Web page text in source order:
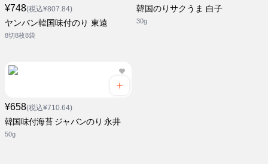
¥748(税込¥807.84)
ヤンバン韓国味付のり 東遠
8切8枚8袋
韓国のりサクうま 白子
30g
¥658(税込¥710.64)
韓国味付海苔 ジャバンのり 永井
50g